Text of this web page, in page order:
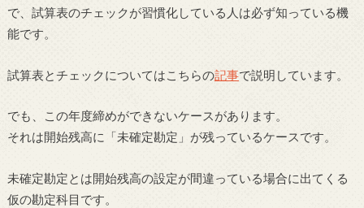
で、試算表のチェックが習慣化している人は必ず知っている機
能です。
試算表とチェックについてはこちらの記事で説明しています。
でも、この年度締めができないケースがあります。
それは開始残高に「未確定勘定」が残っているケースです。
未確定勘定とは開始残高の設定が間違っている場合に出てくる
仮の勘定科目です。